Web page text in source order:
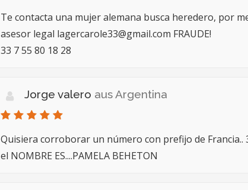
Te contacta una mujer alemana busca heredero, por
asesor legal lagercarole33@gmail.com FRAUDE!
33 7 55 80 18 28
Jorge valero aus Argentina
Quisiera corroborar un número con prefijo de Francia..
el NOMBRE ES....PAMELA BEHETON